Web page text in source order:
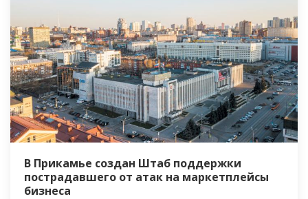
В Прикамье создан Штаб поддержки
пострадавшего от атак на маркетплейсы
бизнеса